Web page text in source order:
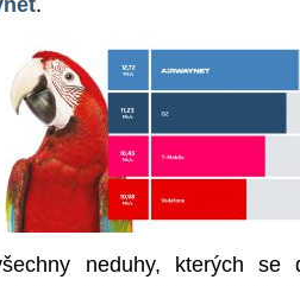
.
neduhy, kterých se